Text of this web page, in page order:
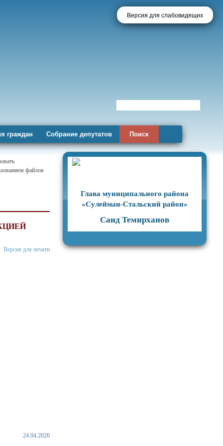
Версия для слабовидящих
граждан Собрание депутатов Поиск
файлов
Версия для печати
24.04.2020
Глава муниципального района
«Сулейман-Стальский район»
Саид Темирханов